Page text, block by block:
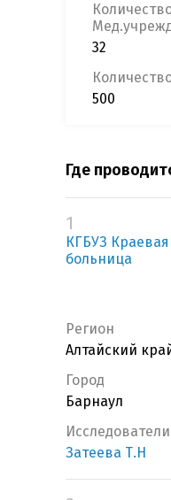
32
500
Где
1
КГБУЗ
больница
Регион
Алтайский
Город
Барнаул
Исследователи
Затеева Т.Н